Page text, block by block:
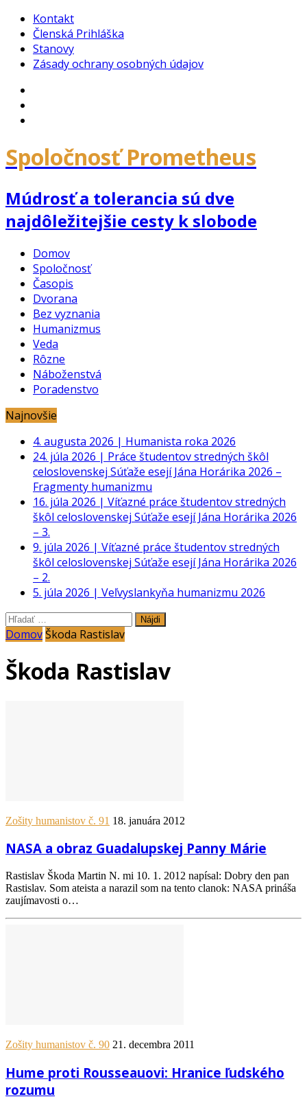
Kontakt
Členská Prihláška
Stanovy
Zásady ochrany osobných údajov
Spoločnosť Prometheus
Múdrosť a tolerancia sú dve
najdôležitejšie cesty k slobode
Domov
Spoločnosť
Časopis
Dvorana
Bez vyznania
Humanizmus
Veda
Rôzne
Náboženstvá
Poradenstvo
Najnovšie
4. augusta 2026 | Humanista roka 2026
24. júla 2026 | Práce študentov stredných škôl
celoslovenskej Súťaže esejí Jána Horárika 2026 –
Fragmenty humanizmu
16. júla 2026 | Víťazné práce študentov stredných
škôl celoslovenskej Súťaže esejí Jána Horárika 2026
– 3.
9. júla 2026 | Víťazné práce študentov stredných
škôl celoslovenskej Súťaže esejí Jána Horárika 2026
– 2.
5. júla 2026 | Veľvyslankyňa humanizmu 2026
Hľadať:
DomovŠkoda Rastislav
Škoda Rastislav
Zošity humanistov č. 91 18. januára 2012
NASA a obraz Guadalupskej Panny Márie
Rastislav Škoda Martin N. mi 10. 1. 2012 napísal: Dobry den pan
Rastislav. Som ateista a narazil som na tento clanok: NASA prináša
zaujímavosti o…
Zošity humanistov č. 90 21. decembra 2011
Hume proti Rousseauovi: Hranice ľudského
rozumu